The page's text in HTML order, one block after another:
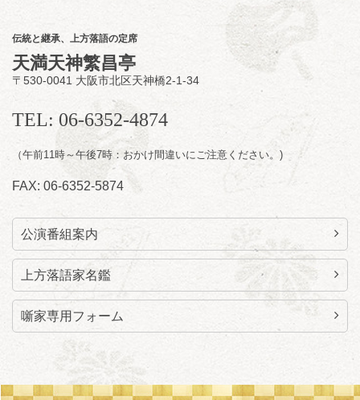
菜」／桂三実「ミュージック野菜ステーショ
ン」／桂九ノ一「胴乱の幸助」／代走みつく
に「なんのこっちゃねんあれこれ」
開演：午後6時（5時30分開場）全席指定
前売3,000円 当日3,500円
お問合せ：らららのらくご会予約事務局
090-6976-1777 email：
lalalanorakugo@gmail.com
伝統と継承、上方落語の定席
天満天神繁昌亭
〒530-0041 大阪市北区天神橋2-1-34
TEL: 06-6352-4874
（午前11時～午後7時：おかけ間違いにご注意ください。)
FAX: 06-6352-5874
公演番組案内
上方落語家名鑑
噺家専用フォーム